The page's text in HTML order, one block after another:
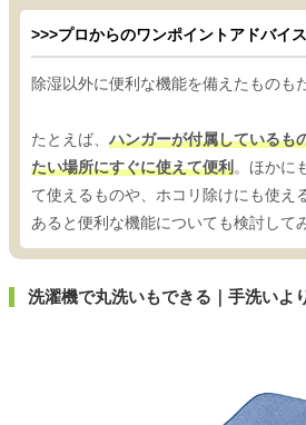
>>>プロからのワンポイントアドバイス
除湿以外に便利な機能を備えたものも
たとえば、 ハンガーが付属しているも
たい場所にすぐに使えて便利。ほかに
て使えるものや、ホコリ除けにも使え
あると便利な機能についても検討して
洗濯機で丸洗いもできる｜手洗いよ